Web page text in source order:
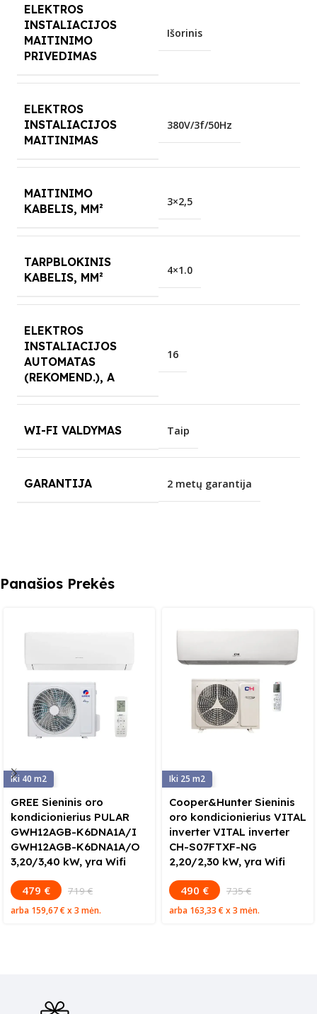
ELEKTROS
INSTALIACIJOS
MAITINIMO
PRIVEDIMAS
Išorinis
ELEKTROS
INSTALIACIJOS
MAITINIMAS
380V/3f/50Hz
MAITINIMO
KABELIS, MM²
3×2,5
TARPBLOKINIS
KABELIS, MM²
4×1.0
ELEKTROS
INSTALIACIJOS
AUTOMATAS
(REKOMEND.), A
16
WI-FI VALDYMAS Taip
GARANTIJA 2 metų garantija
Panašios Prekės
40
GREE Sieninis oro
kondicionierius PULAR
GWH12AGB-K6DNA1A/I
GWH12AGB-K6DNA1A/O
3,20/3,40 kW, yra Wifi
479 € 719 €
arba 159,67 €x 3 mėn.
25
Cooper&Hunter Sieninis
oro kondicionierius VITAL
inverter VITAL inverter
CH-S07FTXF-NG
2,20/2,30 kW, yra Wifi
490 € 735 €
arba 163,33 €x 3 mėn.